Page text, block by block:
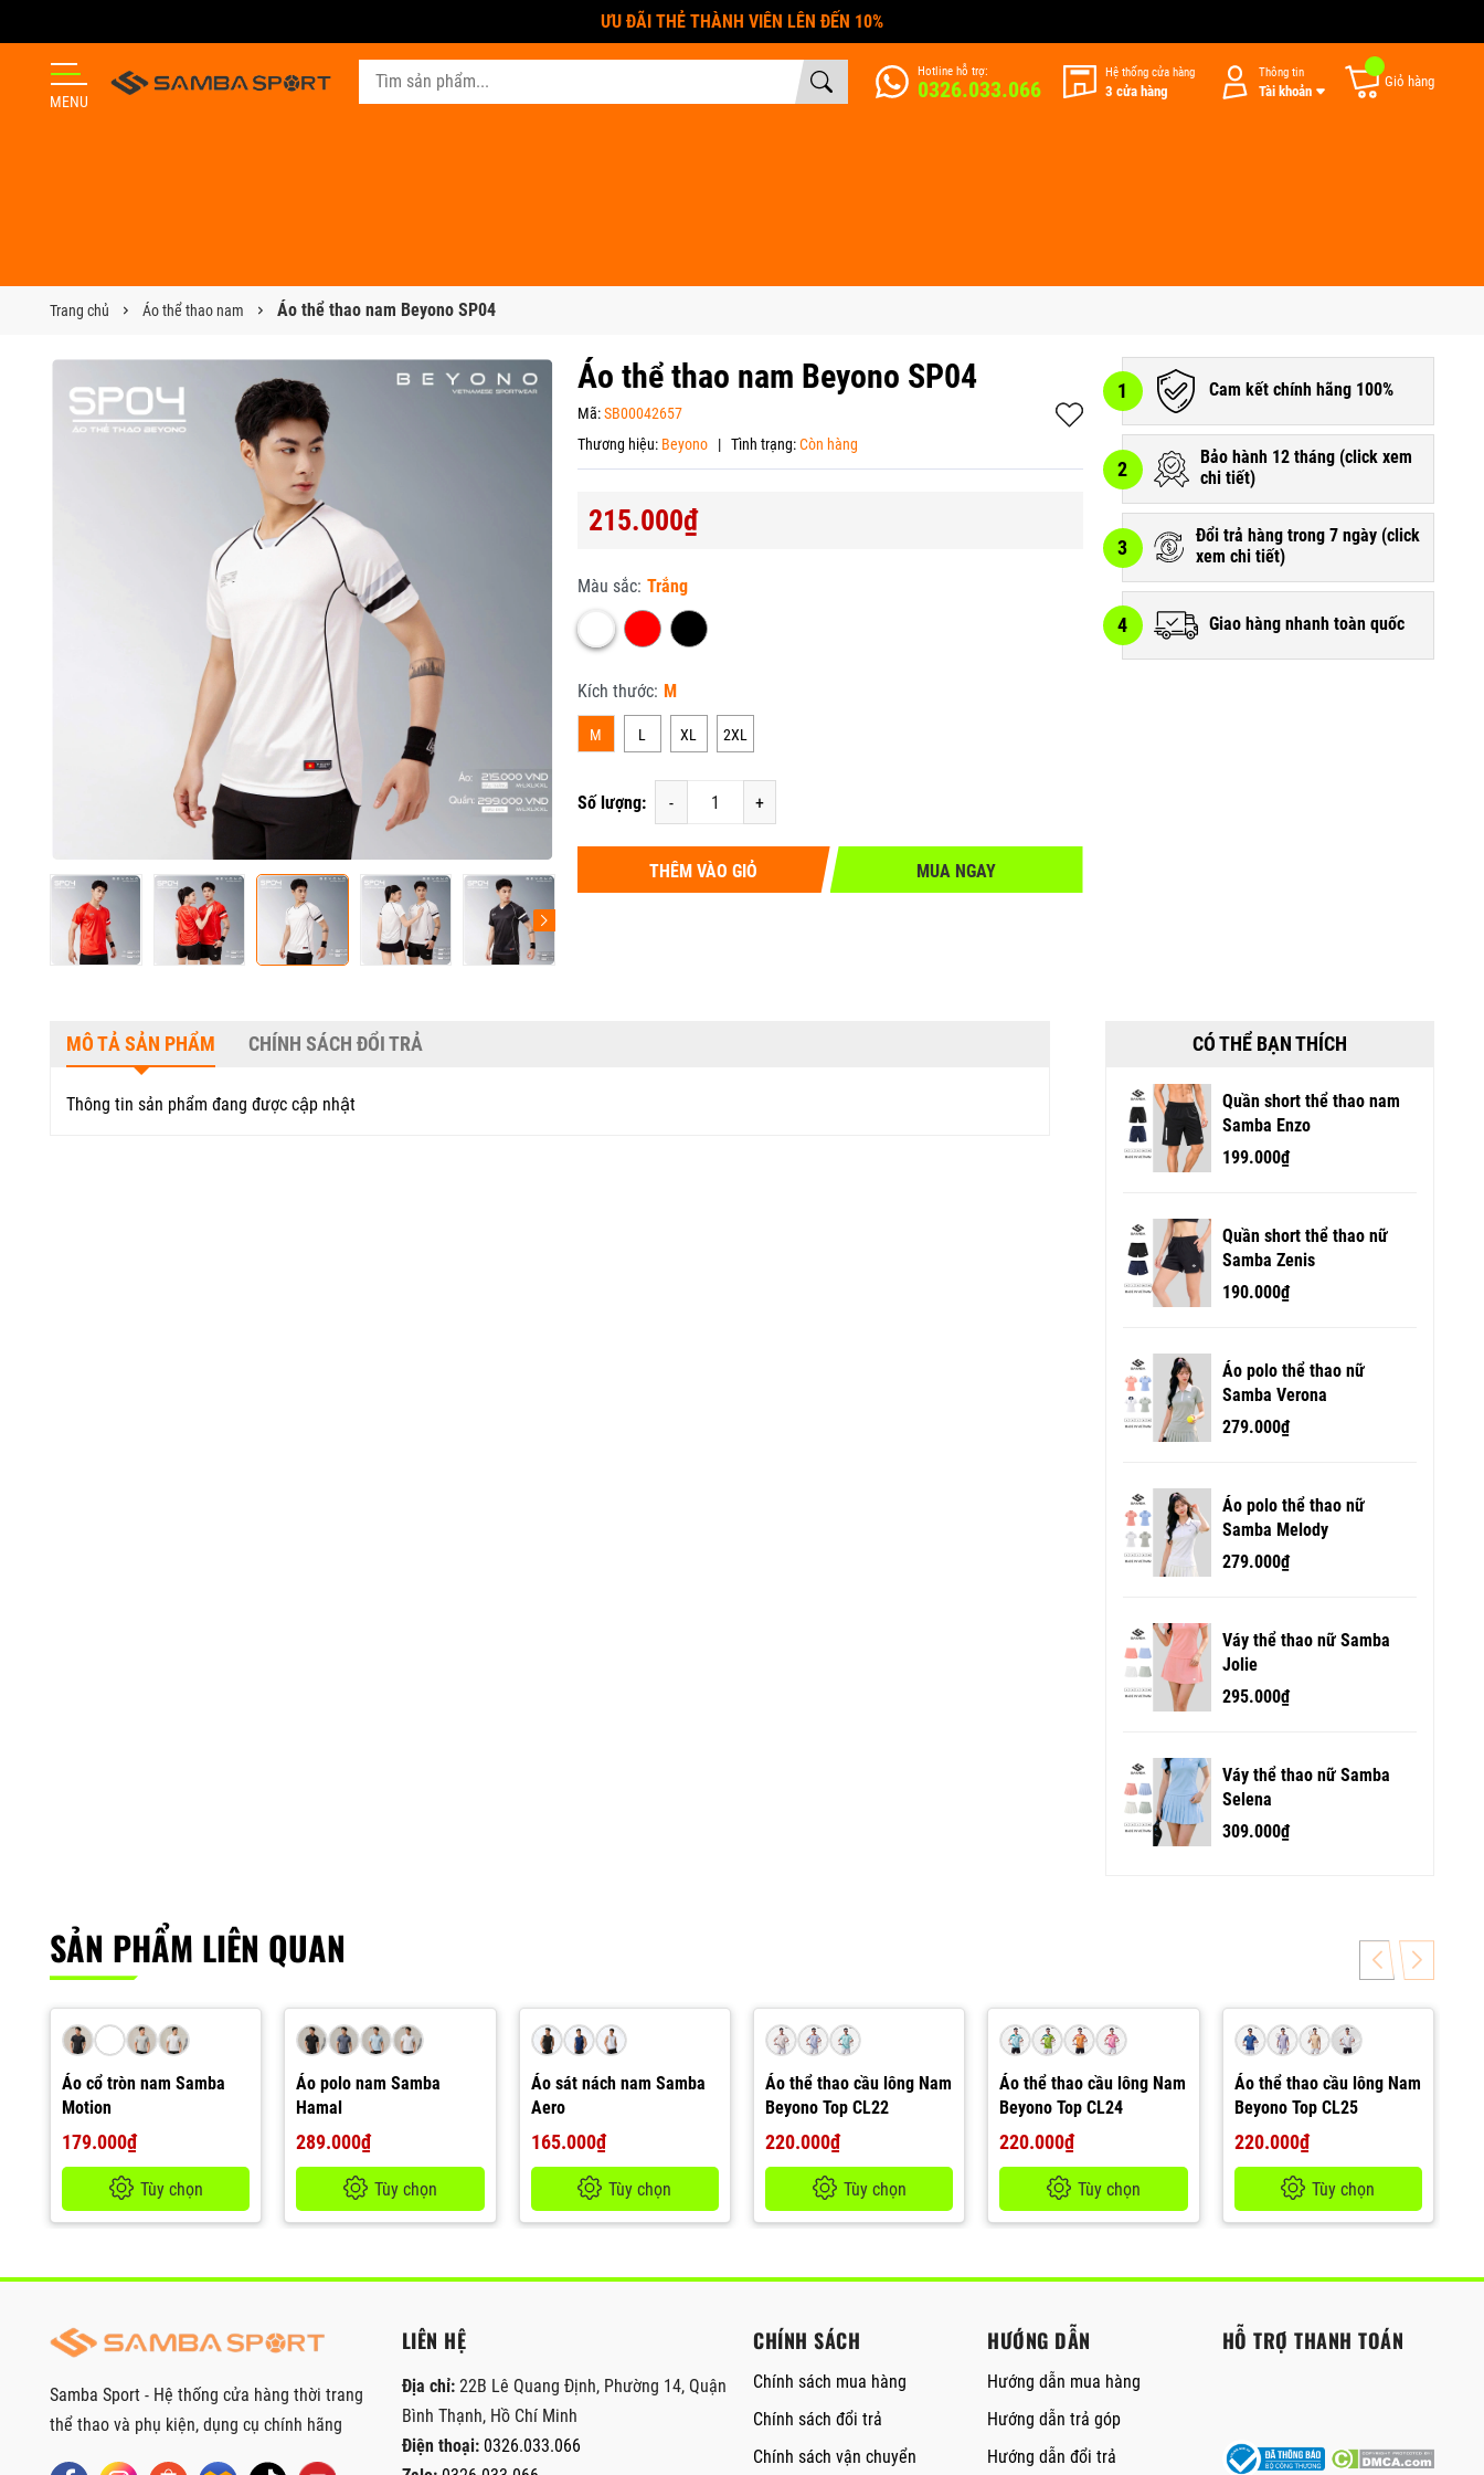
ƯU ĐÃI THẺ THÀNH VIÊN LÊN ĐẾN 10%
MENU
Hotline hỗ trợ:
0326.033.066
Hệ thống cửa hàng
3 cửa hàng
Thông tin
Tài khoản
Giỏ hàng
Trang chủ Áo thể thao nam Áo thể thao nam Beyono SP04
Áo thể thao nam Beyono SP04
Mã:SB00042657
Thương hiệu: Beyono | Tình trạng: Còn hàng
215.000₫
Màu sắc: Trắng
Kích thước: M
M L XL 2XL
Số lượng: - +
THÊM VÀO GIỎ MUA NGAY
1 Cam kết chính hãng 100%
2 Bảo hành 12 tháng (click xem
chi tiết)
3 Đổi trả hàng trong 7 ngày (click
xem chi tiết)
4 Giao hàng nhanh toàn quốc
MÔ TẢ SẢN PHẨM CHÍNH SÁCH ĐỔI TRẢ
Thông tin sản phẩm đang được cập nhật
CÓ THỂ BẠN THÍCH
Quần short thể thao nam
Samba Enzo
199.000₫
Quần short thể thao nữ
Samba Zenis
190.000₫
Áo polo thể thao nữ
Samba Verona
279.000₫
Áo polo thể thao nữ
Samba Melody
279.000₫
Váy thể thao nữ Samba
Jolie
295.000₫
Váy thể thao nữ Samba
Selena
309.000₫
SẢN PHẨM LIÊN QUAN
Áo cổ tròn nam Samba
Motion
179.000₫
Tùy chọn
Áo polo nam Samba
Hamal
289.000₫
Tùy chọn
Áo sát nách nam Samba
Aero
165.000₫
Tùy chọn
Áo thể thao cầu lông Nam
Beyono Top CL22
220.000₫
Tùy chọn
Áo thể thao cầu lông Nam
Beyono Top CL24
220.000₫
Tùy chọn
Áo thể thao cầu lông Nam
Beyono Top CL25
220.000₫
Tùy chọn
Samba Sport - Hệ thống cửa hàng thời trang
thể thao và phụ kiện, dụng cụ chính hãng
LIÊN HỆ
Địa chỉ: 22B Lê Quang Định, Phường 14, Quận
Bình Thạnh, Hồ Chí Minh
Điện thoại: 0326.033.066
CHÍNH SÁCH
Chính sách mua hàng
Chính sách đổi trả
Chính sách vận chuyển
HƯỚNG DẪN
Hướng dẫn mua hàng
Hướng dẫn trả góp
Hướng dẫn đổi trả
HỖ TRỢ THANH TOÁN